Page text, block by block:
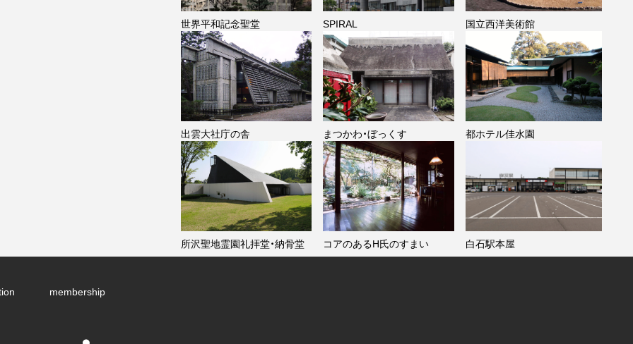
世界平和記念聖堂
出雲大社庁の舎
所沢聖地霊園礼拝堂・納骨堂
SPIRAL
まつかわ・ぼっくす
コアのあるH氏のすまい
国立西洋美術館
都ホテル佳水園
白石駅本屋
membership